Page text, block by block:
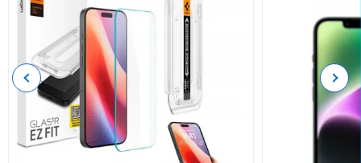
Previous Next